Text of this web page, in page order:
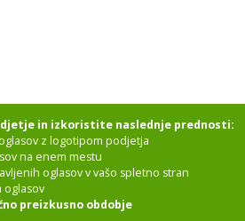
in izkoristite naslednje prednosti:
z logotipom podjetja
na enem mestu
oglasov v vašo spletno stran
oglasov
preizkusno obdobje